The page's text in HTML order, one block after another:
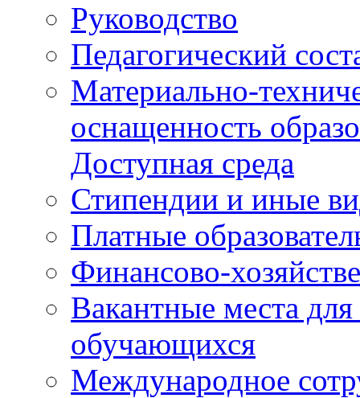
Руководство
Педагогический
Материально-
оснащенность
Доступная среда
Стипендии и иные
Платные
Финансово-
Вакантные места
обучающихся
Международное